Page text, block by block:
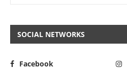
SOCIAL NETWORKS
Facebook